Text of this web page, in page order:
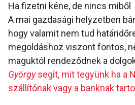
Ha fizetni kéne, de nincs miből
A mai gazdasági helyzetben
hogy valamit nem tud
megoldáshoz viszont fontos,
maguktól rendeződnek a
Györgysegít, mit tegyünk ha a
szállítónak vagy a banknak